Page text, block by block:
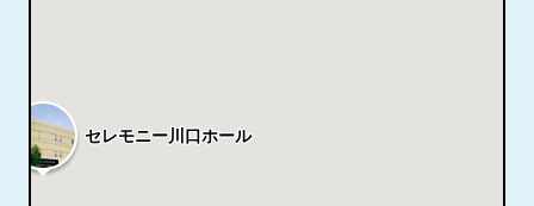
セレモニー川口ホール